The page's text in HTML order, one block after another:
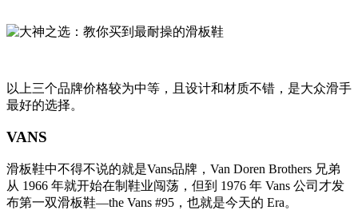
以上三个品牌价格较为中等，且设计和材质不错，是大众滑手
最好的选择。
VANS
滑板鞋中不得不说的就是Vans品牌，Van Doren Brothers 兄弟
从 1966 年就开始在制鞋业闯荡，但到 1976 年 Vans 公司才发
布第一双滑板鞋—the Vans #95，也就是今天的 Era。